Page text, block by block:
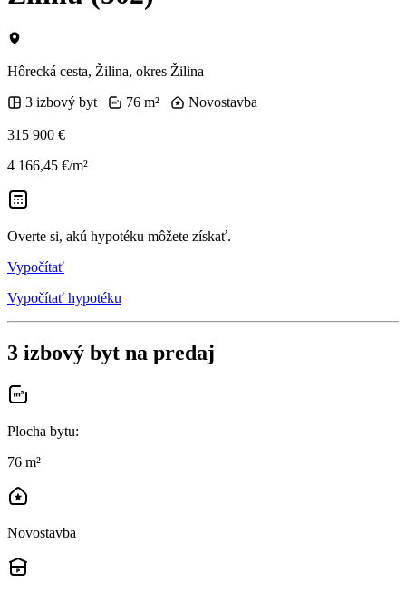
Hôrecká cesta, Žilina, okres Žilina
3 izbový byt
76 m² Novostavba
315 900 €
4 166,45 €/m²
Overte si, akú hypotéku môžete získať.
Vypočítať
Vypočítať hypotéku
3 izbový byt na predaj
Plocha bytu:
76 m²
Novostavba